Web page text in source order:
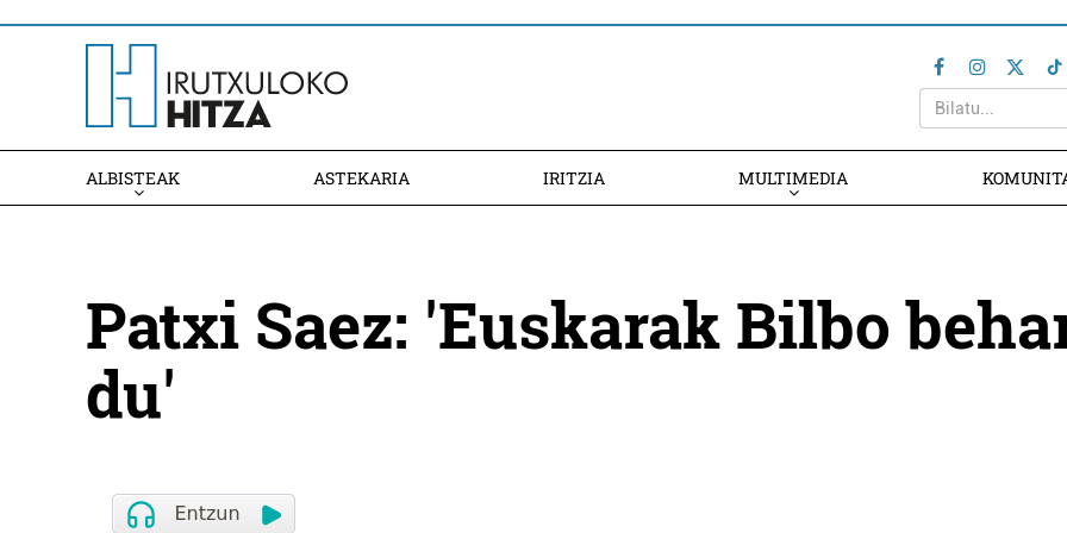
ALBISTEAK ASTEKARIA IRITZIA MULTIMEDIA
Patxi Saez: 'Euskarak Bilbo
du'